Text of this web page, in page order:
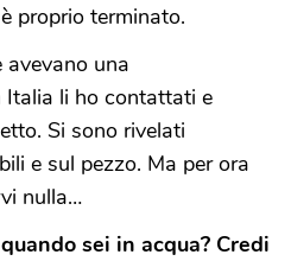
proprio terminato.
una
Italia li ho contattati e
Si sono rivelati
e sul pezzo. Ma per ora
nulla…
sei in acqua? Credi